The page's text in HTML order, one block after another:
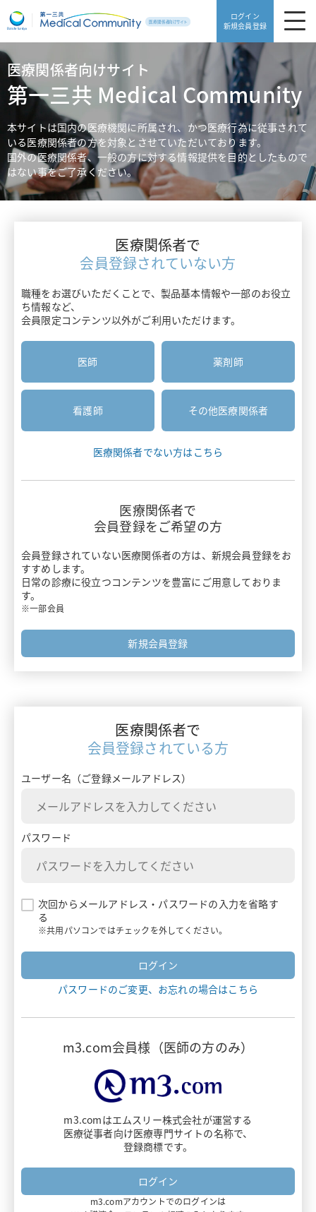
ログイン
新規会員登録
製品・安全性情報
製品・安全性情報TOP
製品一覧
販売中止品・予定一覧
使用期限検索
添付文書ダウンロード
よくあるご質問
安全性情報
主要製品一覧
エフィエント
カナリア
タリージェ
エムガルティ
ギャバロン
エンハーツ
ダトロウェイ
ビオプテン
ダイチロナ
領域別情報
領域別情報TOP
血栓症
片頭痛・てんかん・不眠症
骨粗鬆症・リウマチ
感染症
バイオシミラー
ワクチン
Web講演会
動画ライブラリ
医療サポートTOP
がんゲノム医療トピックス
医療関係者と患者さんのコミュニケーション
胃癌HER2診断
診療報酬ニュース
押さえておきたい医療安全のポイント
スキルアップ講座
Pharmacist Forum
フォーミュラリー最前線
ガイドライン情報
ターニングポイントで考える診療アプローチ
患者さんを多面的に診るためのMulti-Angle Approach
患者さんとチームでつくるClinical Story
患者サポートTOP
患者さん向け資材
疾患啓発サイト・患者さん向けサイト
医療関係者向けサイト
第一三共 Medical Community
本サイトは国内の医療機関に所属され、かつ医療行為に従事されて
いる医療関係者の方を対象とさせていただいております。
国外の医療関係者、一般の方に対する情報提供を目的としたもので
はない事をご了承ください。
医療関係者で
会員登録されていない方
職種をお選びいただくことで、製品基本情報や一部のお役立
ち情報など、
会員限定コンテンツ以外がご利用いただけます。
医師 薬剤師
看護師 その他医療関係者
医療関係者でない方はこちら
医療関係者で
会員登録をご希望の方
会員登録されていない医療関係者の方は、 新規会員登録をお
すすめします。
日常の診療に役立つコンテンツを豊富にご用意しておりま
す。
※一部会員
新規会員登録
医療関係者で
会員登録されている方
ユーザー名（ご登録メールアドレス）
パスワード
次回からメールアドレス・パスワードの入力を省略す
る
※共用パソコンではチェックを外してください。
パスワードのご変更、お忘れの場合はこちら
m3.com会員様（医師の方のみ）
m3.comはエムスリー株式会社が運営する
医療従事者向け医療専門サイトの名称で、
登録商標です。
m3.comアカウントでのログインは